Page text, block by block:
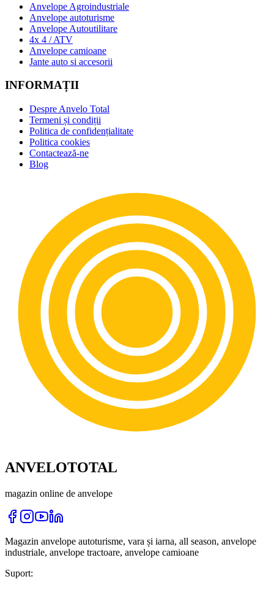
Anvelope Agroindustriale
Anvelope autoturisme
Anvelope Autoutilitare
4x 4 / ATV
Anvelope camioane
Jante auto si accesorii
INFORMAȚII
Despre Anvelo Total
Termeni și condiții
Politica de confidențialitate
Politica cookies
Contactează-ne
Blog
ANVELOTOTAL
magazin online de anvelope
Magazin anvelope autoturisme, vara și iarna, all season, anvelope
industriale, anvelope tractoare, anvelope camioane
Suport: